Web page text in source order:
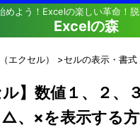
めよう！Excelの楽しい革命！
Excelの森
エクセル） >セルの表示・書式
ル】数値１、２、
、×を表示する